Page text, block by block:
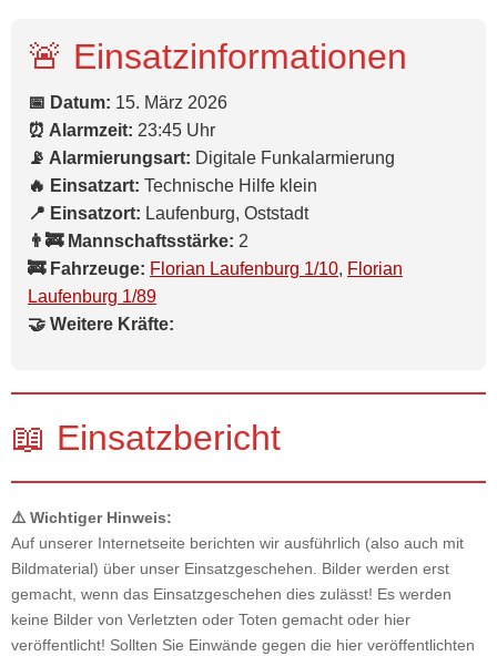
🚨 Einsatzinformationen
📅 Datum: 15. März 2026
⏰ Alarmzeit: 23:45 Uhr
📡 Alarmierungsart: Digitale Funkalarmierung
🔥 Einsatzart: Technische Hilfe klein
📍 Einsatzort: Laufenburg, Oststadt
👨‍🚒 Mannschaftsstärke: 2
🚒 Fahrzeuge: Florian Laufenburg 1/10, Florian
Laufenburg 1/89
🤝 Weitere Kräfte:
📖 Einsatzbericht
⚠️ Wichtiger Hinweis:
Auf unserer Internetseite berichten wir ausführlich (also auch mit
Bildmaterial) über unser Einsatzgeschehen. Bilder werden erst
gemacht, wenn das Einsatzgeschehen dies zulässt! Es werden
keine Bilder von Verletzten oder Toten gemacht oder hier
veröffentlicht! Sollten Sie Einwände gegen die hier veröffentlichten